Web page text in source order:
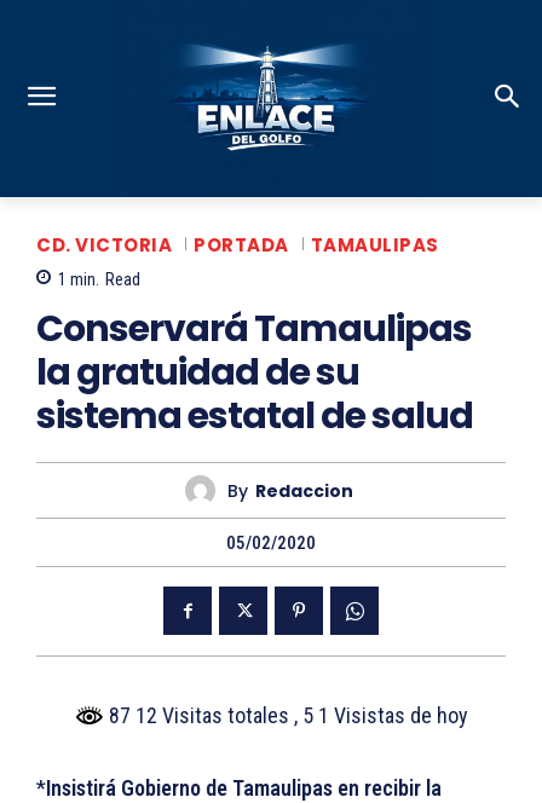
CD. VICTORIA PORTADA TAMAULIPAS
1 min. Read
Conservará Tamaulipas
la gratuidad de su
sistema estatal de salud
By Redaccion
05/02/2020
87 12 Visitas totales , 5 1 Visistas de hoy
*Insistirá Gobierno de Tamaulipas en recibir la